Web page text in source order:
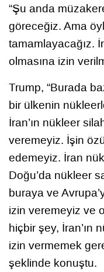
“Şu anda
göreceğiz. Ama
tamamlayacağız.
olmasına izin
Trump, “Burada
bir ülkenin
İran’ın nükleer
veremeyiz. İşin
edemeyiz. İran
Doğu’da nükleer
buraya ve
izin veremeyiz ve
hiçbir şey, İran’ın
izin vermemek
şeklinde konuştu.